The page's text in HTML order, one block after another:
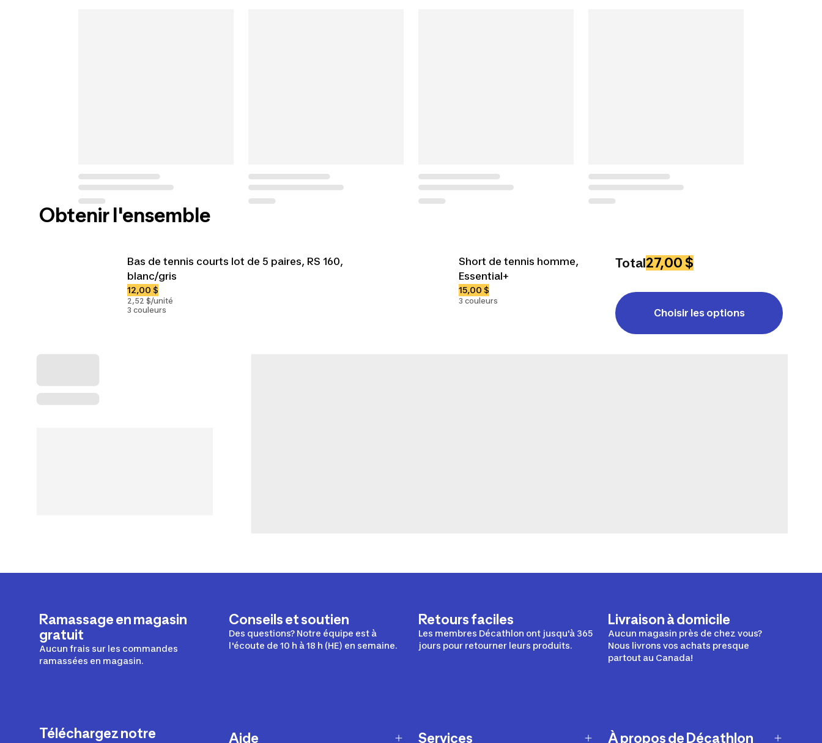
Obtenir l'ensemble
Bas de tennis courts lot de 5 paires, RS 160,
blanc/gris
12,00 $
2,52 $/unité
3 couleurs
Short de tennis homme,
Essential+
15,00 $
3 couleurs
Total27,00 $
Choisir les options
Ramassage en magasin
gratuit
Aucun frais sur les commandes
ramassées en magasin.
Conseils et soutien
Des questions? Notre équipe est à
l'écoute de 10 h à 18 h (HE) en semaine.
Retours faciles
Les membres Décathlon ont jusqu'à 365
jours pour retourner leurs produits.
Livraison à domicile
Aucun magasin près de chez vous?
Nous livrons vos achats presque
partout au Canada!
Téléchargez notre
Aide Services À propos de Décathlon